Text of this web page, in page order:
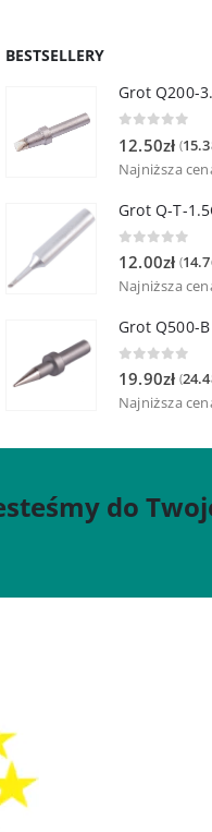
BESTSELLERY
Grot Q200-
12.50zł (
Najniższa
12.00zł (
Najniższa
Grot Q500-
0 out of 5
19.90zł (
Najniższa
do